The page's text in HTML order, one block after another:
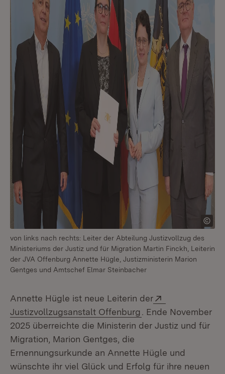
von links nach rechts: Leiter der Abteilung Justizvollzug des
Ministeriums der Justiz und für Migration Martin Finckh, Leiterin
der JVA Offenburg Annette Hügle, Justizministerin Marion
Gentges und Amtschef Elmar Steinbacher
Annette Hügle ist neue Leiterin der
Justizvollzugsanstalt Offenburg (Öffnet in neuem
. Ende November
2025 überreichte die Ministerin der Justiz und für
Migration, Marion Gentges, die
Ernennungsurkunde an Annette Hügle und
wünschte ihr viel Glück und Erfolg für ihre neuen